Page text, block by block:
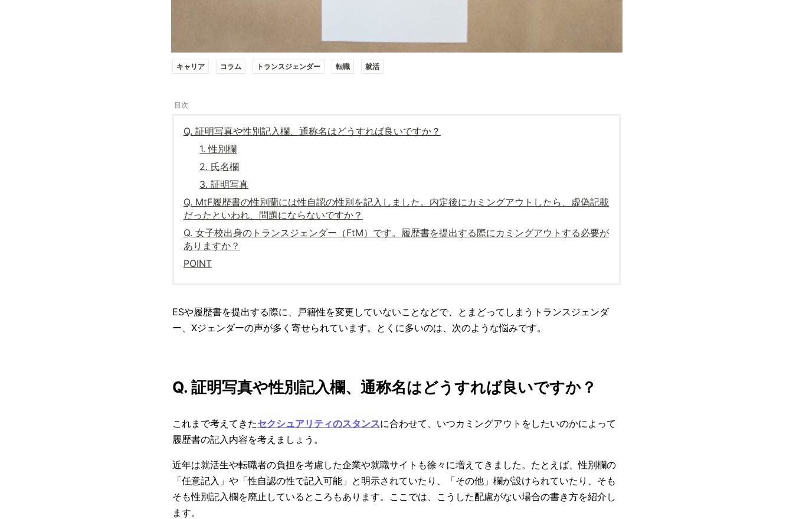
キャリア コラム トランスジェンダー 転職 就活
Q. 証明写真や性別記入欄、通称名はどうすれば良いですか？
1. 性別欄
2. 氏名欄
3. 証明写真
Q. MtF履歴書の性別蘭には性自認の性別を記入しました。内定後にカミングアウトしたら、虚偽記載
だったといわれ、問題にならないですか？
Q. 女子校出身のトランスジェンダー（FtM）です。履歴書を提出する際にカミングアウトする必要が
ありますか？
POINT
ESや履歴書を提出する際に、戸籍性を変更していないことなどで、とまどってしまうトランスジェンダ
ー、Xジェンダーの声が多く寄せられています。とくに多いのは、次のような悩みです。
Q. 証明写真や性別記入欄、通称名はどうすれば良いですか？
これまで考えてきたセクシュアリティのスタンスに合わせて、いつカミングアウトをしたいのかによって
履歴書の記入内容を考えましょう。
近年は就活生や転職者の負担を考慮した企業や就職サイトも徐々に増えてきました。たとえば、性別欄の
「任意記入」や「性自認の性で記入可能」と明示されていたり、「その他」欄が設けられていたり、そも
そも性別記入欄を廃止しているところもあります。ここでは、こうした配慮がない場合の書き方を紹介し
ます。